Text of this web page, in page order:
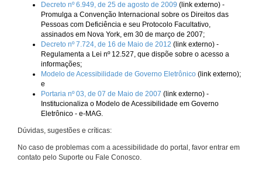
Decreto nº 6.949, de 25 de agosto de 2009 (link externo) -
Promulga a Convenção Internacional sobre os Direitos das
Pessoas com Deficiência e seu Protocolo Facultativo,
assinados em Nova York, em 30 de março de 2007;
Decreto nº 7.724, de 16 de Maio de 2012 (link externo) -
Regulamenta a Lei nº 12.527, que dispõe sobre o acesso a
informações;
Modelo de Acessibilidade de Governo Eletrônico (link externo);
e
Portaria nº 03, de 07 de Maio de 2007 (link externo) -
Institucionaliza o Modelo de Acessibilidade em Governo
Eletrônico - e-MAG.
Dúvidas, sugestões e críticas:
No caso de problemas com a acessibilidade do portal, favor entrar em
contato pelo Suporte ou Fale Conosco.